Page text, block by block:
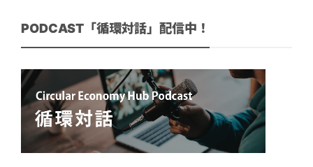
PODCAST「循環対話」配信中！